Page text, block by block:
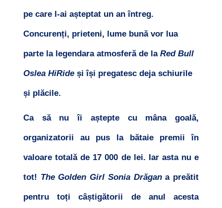
pe care l-ai așteptat un an întreg.
Concurenți, prieteni, lume bună vor lua
parte la legendara atmosferă de la Red Bull
Oslea HiRideși își pregatesc deja schiurile
și plăcile.
Ca să nu îi aștepte cu mâna goală,
organizatorii au pus la bătaie premii în
valoare totală de 17 000 de lei. Iar asta nu e
tot! The Golden Girl Sonia Drăgana preătit
pentru toți câștigătorii de anul acesta